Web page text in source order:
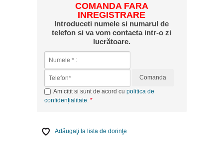
COMANDA FARA
INREGISTRARE
Introduceti numele si numarul de
telefon si va vom contacta intr-o zi
lucrătoare.
Comanda
Am citit si sunt de acord cu politica de
confidențialitate
Adăugaţi la lista de dorinţe